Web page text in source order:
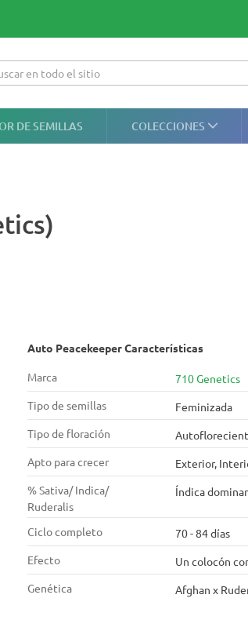
DE SEMILLAS COLECCIONES
Auto Peacekeeper Características
Marca
710 Genetics
Tipo de semillas
Feminizada
Tipo de floración
Apto para crecer
Exterior,
% Sativa/ Indica/
Ruderalis
Índica
Ciclo completo
70 - 84 días
Efecto
Un colocón
Genética
Afghan x